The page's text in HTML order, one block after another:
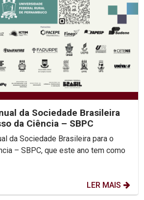
da Sociedade Brasileira
da Ciência – SBPC
da Sociedade Brasileira para o
– SBPC, que este ano tem como
LER MAIS